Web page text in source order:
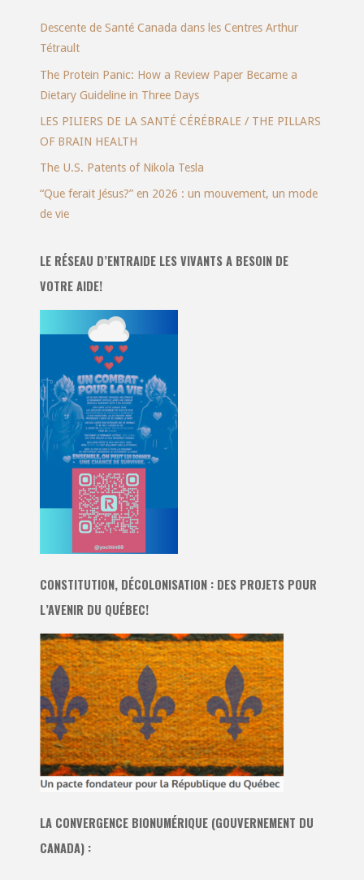
Descente de Santé Canada dans les Centres Arthur
Tétrault
The Protein Panic: How a Review Paper Became a
Dietary Guideline in Three Days
LES PILIERS DE LA SANTÉ CÉRÉBRALE / THE PILLARS
OF BRAIN HEALTH
The U.S. Patents of Nikola Tesla
“Que ferait Jésus?” en 2026 : un mouvement, un mode
de vie
LE RÉSEAU D’ENTRAIDE LES VIVANTS A BESOIN DE
VOTRE AIDE!
CONSTITUTION, DÉCOLONISATION : DES PROJETS POUR
L’AVENIR DU QUÉBEC!
LA CONVERGENCE BIONUMÉRIQUE (GOUVERNEMENT DU
CANADA) :